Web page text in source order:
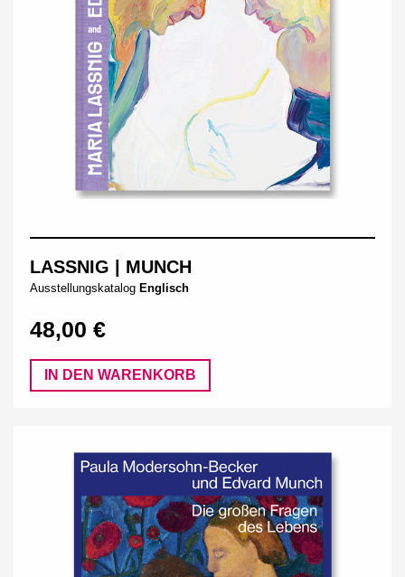
LASSNIG | MUNCH
Ausstellungskatalog Englisch
48,00 €
IN DEN WARENKORB